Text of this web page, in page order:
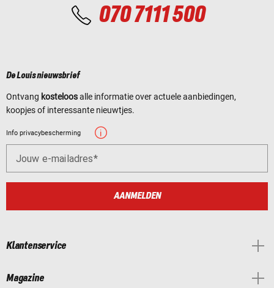
070 7111 500
De Louis nieuwsbrief
Ontvang kosteloosalle informatie over actuele aanbiedingen,
koopjes of interessante nieuwtjes.
Info privacybescherming
Jouw e-mailadres
AANMELDEN
Klantenservice
Magazine